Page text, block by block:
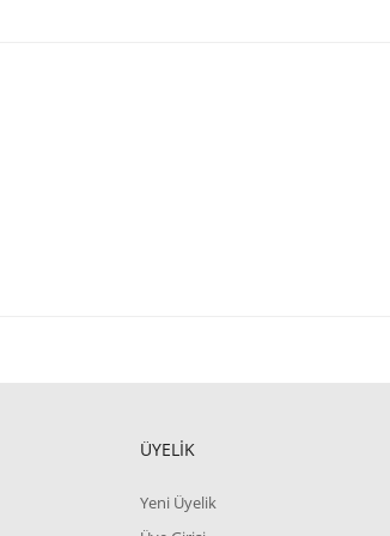
ÜYELİK
Yeni Üyelik